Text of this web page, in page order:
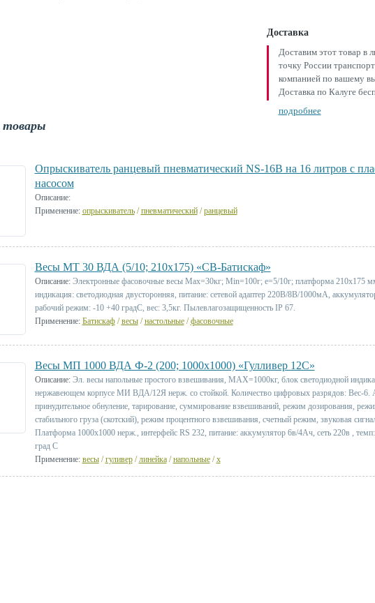
Доставка
Доставим этот товар в
точку России
компанией по вашему
Доставка по Калуге
подробнее
Опрыскиватель ранцевый пневматический NS-16B на 16 литров с
насосом
Описание:
Применение: опрыскиватель/пневматический/ранцевый
Весы МТ 30 ВДА (5/10; 210х175) «СВ-Батискаф»
Описание:Электронные фасовочные весы Max=30кг; Min=100г; e=5/10г; платформа 210х175
индикация: светодиодная двусторонняя, питание: сетевой адаптер 220В/8В/1000мА,
рабочий режим: -10 +40 градС, вес: 3,5кг. Пылевлагозащищенность IP 67.
Применение: Батискаф/весы/настольные/фасовочные
Весы МП 1000 ВДА Ф-2 (200; 1000х1000) «Гулливер 12С»
Описание:Эл. весы напольные простого взвешивания, МАХ=1000кг, блок светодиодной
нержавеющем корпусе МИ ВДА/12Я нерж. со стойкой. Количество цифровых разрядов: Вес-6.
принудительное обнуление, тарирование, суммирование взвешиваний, режим дозирования,
стабильного груза (скотский), режим процентного взвешивания, счетный режим, звуковая
Платформа 1000х1000 нерж., интерфейс RS 232, питание: аккумулятор 6в/4Ач, сеть 220в ,
град С
Применение: весы/гуливер/линейка/напольные/х